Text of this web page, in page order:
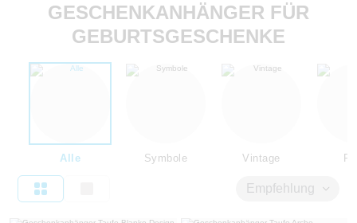
GESCHENKANHÄNGER FÜR
GEBURTSGESCHENKE
Alle Symbole Vintage
Empfehlung